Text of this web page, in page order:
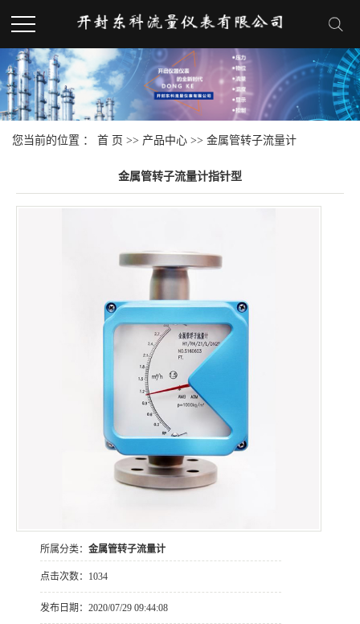
您当前的位置 ： 首 页 >> 产品中心 >> 金属管转子流量计
金属管转子流量计指针型
所属分类： 金属管转子流量计
点击次数： 1034
发布日期： 2020/07/29 09:44:08